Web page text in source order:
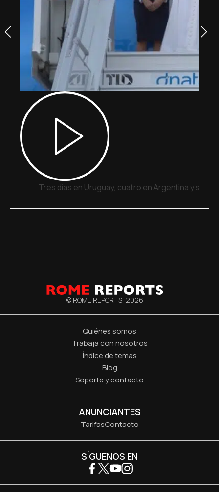
Tres días en Uruguay, cuatro en Argentina y
© ROME REPORTS, 2026
Quiénes somos
Trabaja con nosotros
Índice de temas
Blog
Soporte y contacto
ANUNCIANTES
TarifasContacto
SÍGUENOS EN